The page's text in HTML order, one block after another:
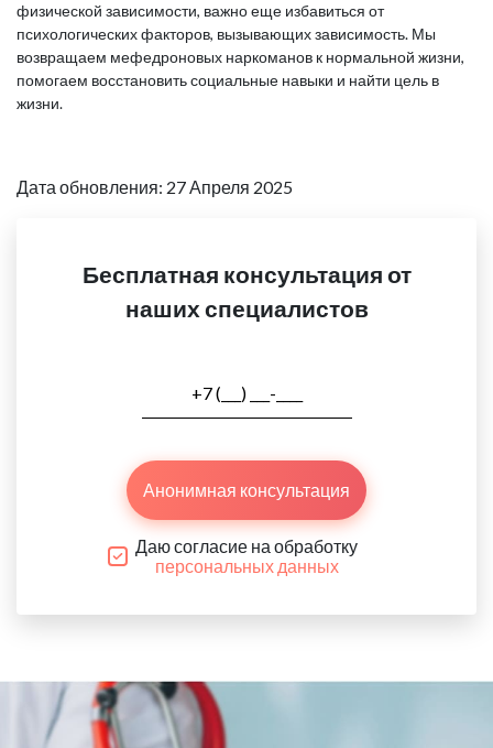
физической зависимости, важно еще избавиться от
психологических факторов, вызывающих зависимость. Мы
возвращаем мефедроновых наркоманов к нормальной жизни,
помогаем восстановить социальные навыки и найти цель в
жизни.
Дата обновления: 27 Апреля 2025
Бесплатная консультация от
наших специалистов
Анонимная консультация
Даю согласие на обработку
персональных данных